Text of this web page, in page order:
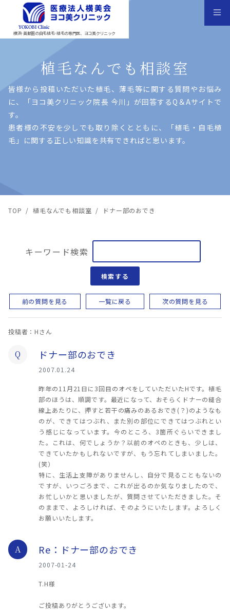
横浜･首都圏の自毛植毛･植毛の専門医、ヨコ美クリニック
植毛なんでも相談室
皆様から投稿いただいた植⽑、薄⽑等に関する質問やお悩み
に、「ヨコ美クリニック院⻑ 今川」が回答するQ＆Aサイトで
す。
患者様の不安を少しでも取り除くとともに、「植⽑・⾃⽑植
⽑」に関する正しい知識を共有できればと思います。
TOP / 植毛なんでも相談室 / ドナー部のおでき
キーワード検索
検索する
前の質問を見る 一覧に戻る 次の質問を見る
投稿者：Hさん
Q ドナー部のおでき
2007.01.24
昨年の11月21日に3回目のオペをしていただいたHです。植毛
部のほうは、順調です。最近になって、おそらくドナーの縫合
線上あたりに、押すと若干の痛みのあるおでき(？)のようなも
のが、できてはつぶれ、また別の部位にできてはつぶれとい
う感じになっています。今のところ、3箇所ぐらいできまし
た。これは、何でしょうか？以前のオペのときも、少しは、
できていたかもしれないですが、もう忘れてしまいました。
(笑）
特に、生活上支障がありませんし、自分で見ることもないの
ですが、いつごろまで、これが出るのか気なりましたので、
お忙しいかと思いましたが、質問させていただきました。そ
のままで、よろしければ、そのようにいたします。よろしく
お願いいたします。
A Re：ドナー部のおでき
2007-01-24
T.H様
ご投稿ありがとうございます。